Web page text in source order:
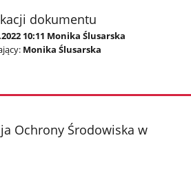
dokumentu
10:11 Monika Ślusarska
Monika Ślusarska
Ochrony Środowiska w